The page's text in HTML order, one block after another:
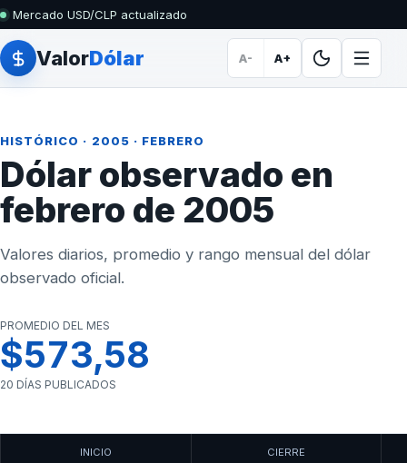
Mercado USD/CLP actualizado
ValorDólar A- A+
HISTÓRICO · 2005 · FEBRERO
Dólar observado en
febrero de 2005
Valores diarios, promedio y rango mensual del dólar
observado oficial.
PROMEDIO DEL MES
$573,58
20 DÍAS PUBLICADOS
INICIO CIERRE